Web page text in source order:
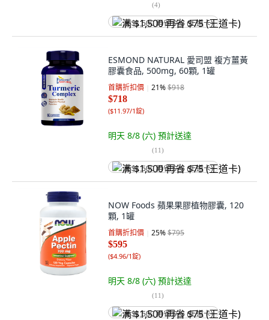
(4)
满 $1,500 再省 $75 (王道卡)
ESMOND NATURAL 愛司盟 複方薑黃
膠囊食品, 500mg, 60顆, 1罐
首購折扣價 21%$918
$718
($11.97/1錠)
明天 8/8 (六) 預計送達
(11)
满 $1,500 再省 $75 (王道卡)
NOW Foods 蘋果果膠植物膠囊, 120
顆, 1罐
首購折扣價 25%$795
$595
($4.96/1錠)
明天 8/8 (六) 預計送達
(11)
满 $1,500 再省 $75 (王道卡)